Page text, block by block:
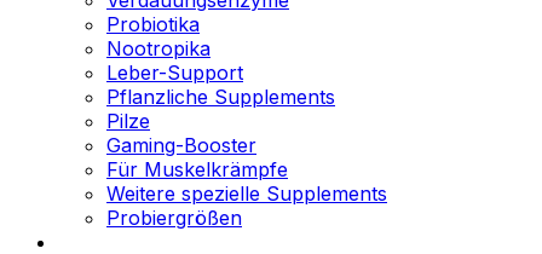
Probiotika
Nootropika
Leber-Support
Pflanzliche Supplements
Pilze
Gaming-Booster
Für Muskelkrämpfe
Weitere spezielle Supplements
Probiergrößen